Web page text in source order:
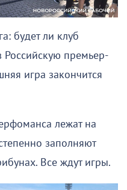
будет ли клуб
премьер-
игра закончится
лежат на
заполняют
Все ждут игры.